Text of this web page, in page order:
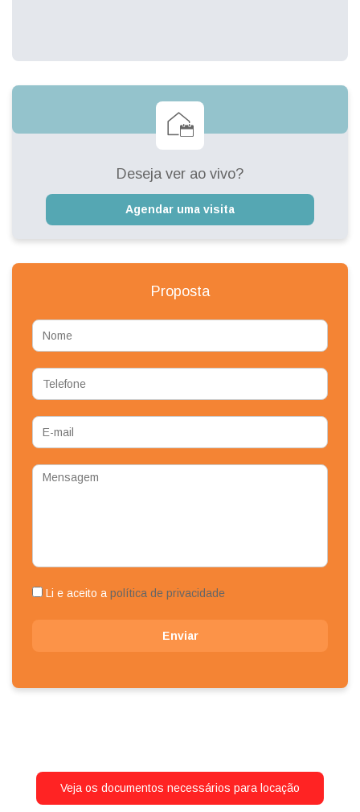
Deseja ver ao vivo?
Agendar uma visita
Proposta
Nome
Telefone
E-
mail
Mensagem
Li e aceito a política de privacidade
Enviar
Veja os documentos necessários para locação